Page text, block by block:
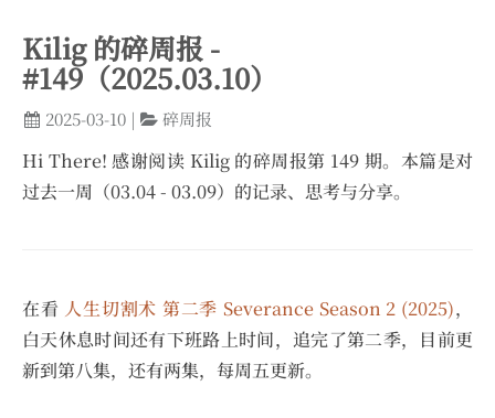
Kilig 的碎周报 -
#149（2025.03.10）
2025-03-10| 碎周报
Hi There! 感谢阅读 Kilig 的碎周报第 149 期。本篇是对
过去一周（03.04 - 03.09）的记录、思考与分享。
在看 人生切割术 第二季 Severance Season 2 (2025)，
白天休息时间还有下班路上时间，追完了第二季，目前更
新到第八集，还有两集，每周五更新。